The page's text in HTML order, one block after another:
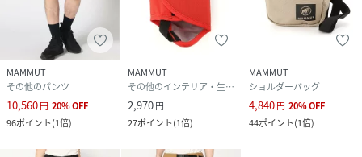
MAMMUT
その他のパンツ
10,560円 20%OFF
96ポイント(1倍)
MAMMUT
その他のインテリア・生活雑貨
2,970円
27ポイント(1倍)
MAMMUT
ショルダーバッグ
4,840円 20%OFF
44ポイント(1倍)